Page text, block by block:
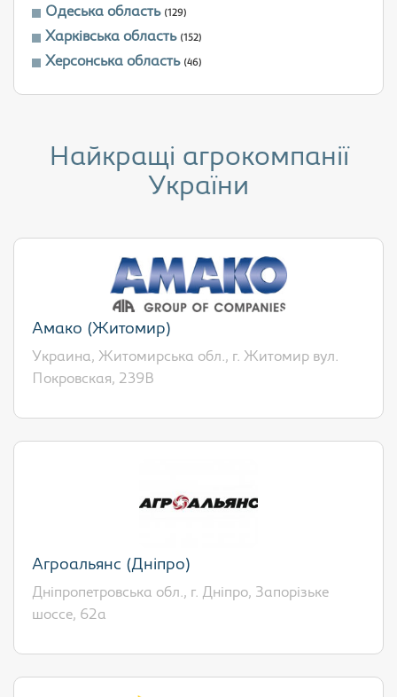
Одеська область (129)
Харківська область (152)
Херсонська область (46)
Найкращі агрокомпанії
України
Амако (Житомир)
Украина, Житомирська обл., г. Житомир вул.
Покровская, 239В
Агроальянс (Дніпро)
Дніпропетровська обл., г. Дніпро, Запорізьке
шоссе, 62а